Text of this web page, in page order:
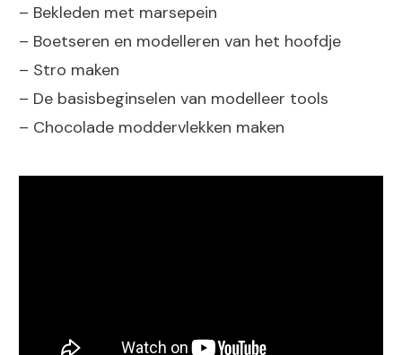
– Bekleden met marsepein
– Boetseren en modelleren van het hoofdje
– Stro maken
– De basisbeginselen van modelleer tools
– Chocolade moddervlekken maken